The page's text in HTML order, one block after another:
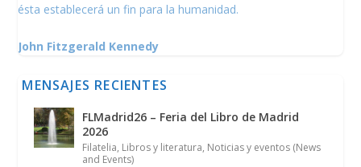
ésta establecerá un fin para la humanidad.
John Fitzgerald Kennedy
MENSAJES RECIENTES
FLMadrid26 – Feria del Libro de Madrid
2026
Filatelia, Libros y literatura, Noticias y eventos (News
and Events)